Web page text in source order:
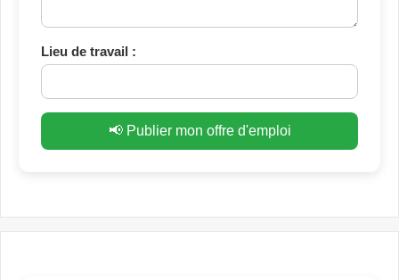
Lieu de travail :
📢 Publier mon offre d'emploi